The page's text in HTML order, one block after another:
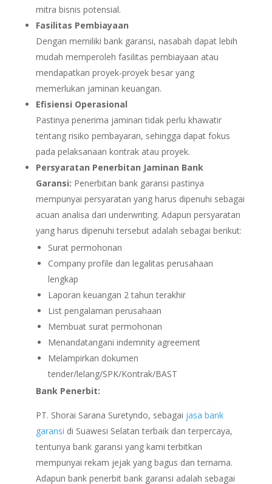
mitra bisnis potensial.
Fasilitas Pembiayaan
Dengan memiliki bank garansi, nasabah dapat lebih
mudah memperoleh fasilitas pembiayaan atau
mendapatkan proyek-proyek besar yang
memerlukan jaminan keuangan.
Efisiensi Operasional
Pastinya penerima jaminan tidak perlu khawatir
tentang risiko pembayaran, sehingga dapat fokus
pada pelaksanaan kontrak atau proyek.
Persyaratan Penerbitan Jaminan Bank
Garansi: Penerbitan bank garansi pastinya
mempunyai persyaratan yang harus dipenuhi sebagai
acuan analisa dari underwriting. Adapun persyaratan
yang harus dipenuhi tersebut adalah sebagai berikut:
Surat permohonan
Company profile dan legalitas perusahaan
lengkap
Laporan keuangan 2 tahun terakhir
List pengalaman perusahaan
Membuat surat permohonan
Menandatangani indemnity agreement
Melampirkan dokumen
tender/lelang/SPK/Kontrak/BAST
Bank Penerbit:
PT. Shorai Sarana Suretyndo, sebagai jasa bank
garansi di Suawesi Selatan terbaik dan terpercaya,
tentunya bank garansi yang kami terbitkan
mempunyai rekam jejak yang bagus dan ternama.
Adapun bank penerbit bank garansi adalah sebagai